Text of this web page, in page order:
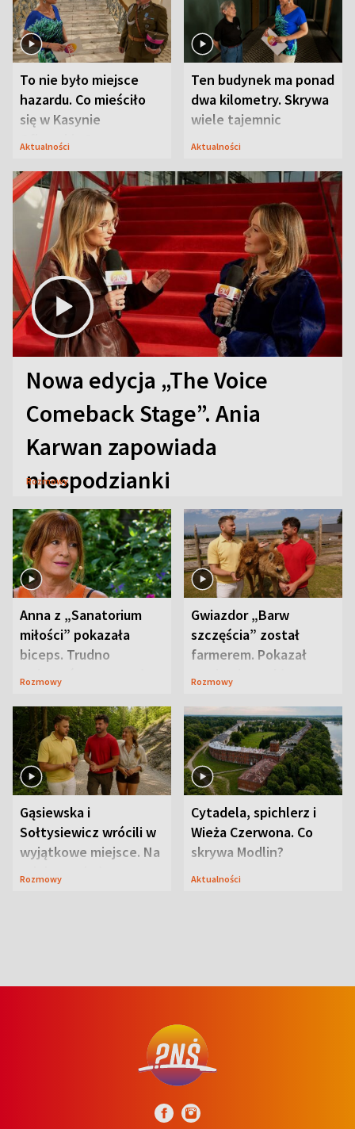
To nie było miejsce
hazardu. Co mieściło
się w Kasynie
Oficerskim?
Aktualności
Ten budynek ma ponad
dwa kilometry. Skrywa
wiele tajemnic
Aktualności
Nowa edycja „The Voice
Comeback Stage”. Ania
Karwan zapowiada
niespodzianki
Rozmowy
Anna z „Sanatorium
miłości” pokazała
biceps. Trudno
uwierzyć, co przeszła
Rozmowy
Gwiazdor „Barw
szczęścia” został
farmerem. Pokazał
swoje niezwykłe
Rozmowy
Gąsiewska i
Sołtysiewicz wrócili w
wyjątkowe miejsce. Na
szlaku czekał
Rozmowy
Cytadela, spichlerz i
Wieża Czerwona. Co
skrywa Modlin?
Aktualności